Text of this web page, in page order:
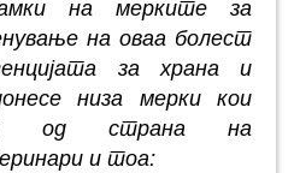
на мерките за
на оваа болест
за храна и
низа мерки кои
од страна на
и тоа: